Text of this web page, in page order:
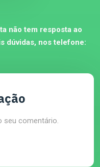
não tem resposta ao
dúvidas, nos telefone:
seu comentário.